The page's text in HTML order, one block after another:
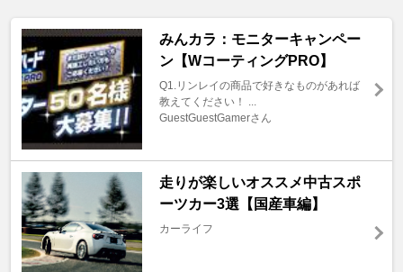
みんカラ：モニターキャンペー
ン【WコーティングPRO】
Q1.リンレイの商品で好きなものがあれば
教えてください！ ...
GuestGuestGamerさん
走りが楽しいオススメ中古スポ
ーツカー3選【国産車編】
カーライフ